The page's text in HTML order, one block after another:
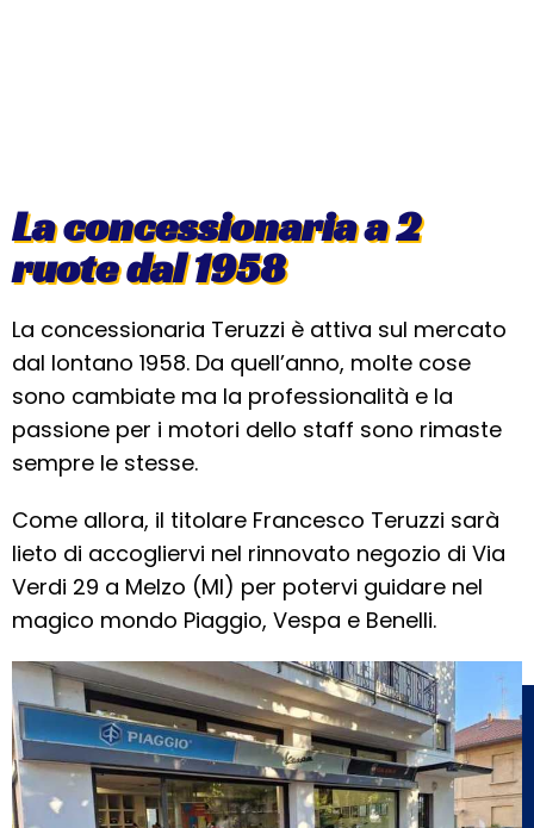
La concessionaria a 2
ruote dal 1958
La concessionaria Teruzzi è attiva sul mercato
dal lontano 1958. Da quell’anno, molte cose
sono cambiate ma la professionalità e la
passione per i motori dello staff sono rimaste
sempre le stesse.
Come allora, il titolare Francesco Teruzzi sarà
lieto di accogliervi nel rinnovato negozio di Via
Verdi 29 a Melzo (MI) per potervi guidare nel
magico mondo Piaggio, Vespa e Benelli.